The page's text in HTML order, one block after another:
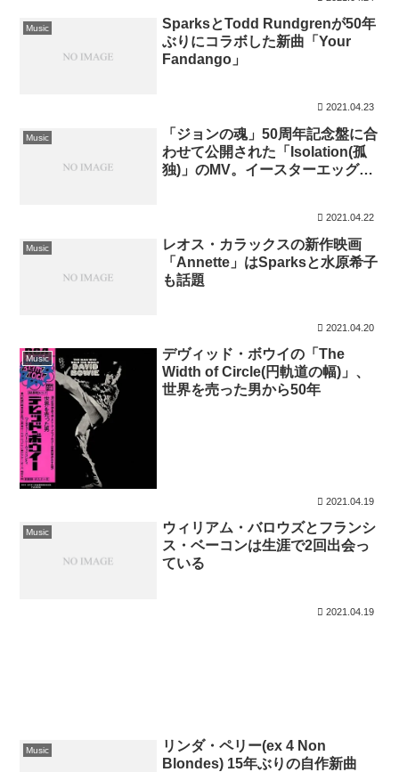
Music
SparksとTodd Rundgrenが50年
ぶりにコラボした新曲「Your
Fandango」
2021.04.23
Music
「ジョンの魂」50周年記念盤に合
わせて公開された「Isolation(孤
独)」のMV。イースターエッグ満
2021.04.22
Music
レオス・カラックスの新作映画
「Annette」はSparksと水原希子
も話題
2021.04.20
Music
デヴィッド・ボウイの「The
Width of Circle(円軌道の幅)」、
世界を売った男から50年
2021.04.19
Music
ウィリアム・バロウズとフランシ
ス・ベーコンは生涯で2回出会っ
ている
2021.04.19
Music
リンダ・ペリー(ex 4 Non
Blondes) 15年ぶりの自作新曲